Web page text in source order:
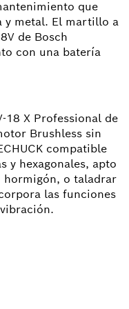
que
y metal. El martillo a
de Bosch
con una batería
X Professional de
Brushless sin
compatible
y hexagonales, apto
o taladrar
las funciones